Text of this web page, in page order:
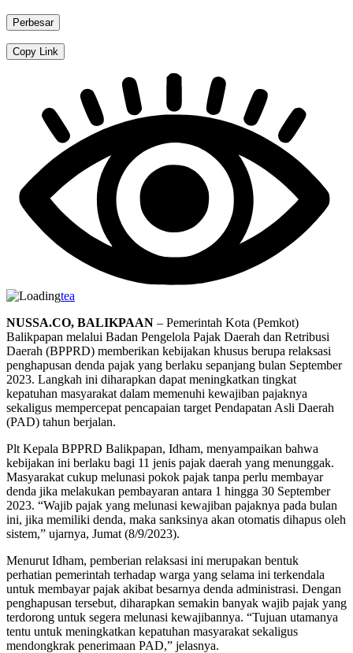
Perbesar
Copy Link
tea
NUSSA.CO, BALIKPAAN – Pemerintah Kota (Pemkot)
Balikpapan melalui Badan Pengelola Pajak Daerah dan Retribusi
Daerah (BPPRD) memberikan kebijakan khusus berupa relaksasi
penghapusan denda pajak yang berlaku sepanjang bulan September
2023. Langkah ini diharapkan dapat meningkatkan tingkat
kepatuhan masyarakat dalam memenuhi kewajiban pajaknya
sekaligus mempercepat pencapaian target Pendapatan Asli Daerah
(PAD) tahun berjalan.
Plt Kepala BPPRD Balikpapan, Idham, menyampaikan bahwa
kebijakan ini berlaku bagi 11 jenis pajak daerah yang menunggak.
Masyarakat cukup melunasi pokok pajak tanpa perlu membayar
denda jika melakukan pembayaran antara 1 hingga 30 September
2023. “Wajib pajak yang melunasi kewajiban pajaknya pada bulan
ini, jika memiliki denda, maka sanksinya akan otomatis dihapus oleh
sistem,” ujarnya, Jumat (8/9/2023).
Menurut Idham, pemberian relaksasi ini merupakan bentuk
perhatian pemerintah terhadap warga yang selama ini terkendala
untuk membayar pajak akibat besarnya denda administrasi. Dengan
penghapusan tersebut, diharapkan semakin banyak wajib pajak yang
terdorong untuk segera melunasi kewajibannya. “Tujuan utamanya
tentu untuk meningkatkan kepatuhan masyarakat sekaligus
mendongkrak penerimaan PAD,” jelasnya.